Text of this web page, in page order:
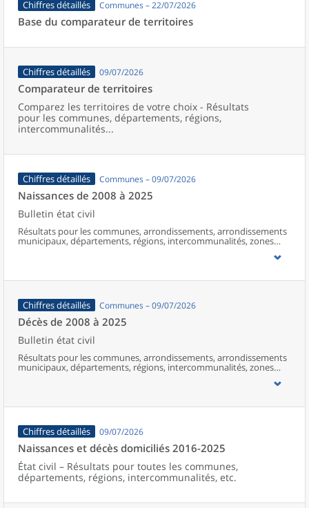
Chiffres détaillés Communes – 22/07/2026
Base du comparateur de territoires
Chiffres détaillés 09/07/2026
Comparateur de territoires
Comparez les territoires de votre choix - Résultats
pour les communes, départements, régions,
intercommunalités...
Chiffres détaillés Communes – 09/07/2026
Naissances de 2008 à 2025
Bulletin état civil
Résultats pour les communes, arrondissements, arrondissements
municipaux, départements, régions, intercommunalités, zones
d’emploi, bassins de vie, unités urbaines et aires d’attraction des
Chiffres détaillés Communes – 09/07/2026
Décès de 2008 à 2025
Bulletin état civil
Résultats pour les communes, arrondissements, arrondissements
municipaux, départements, régions, intercommunalités, zones
d’emploi, bassins de vie, unités urbaines et aires d’attraction des
Chiffres détaillés 09/07/2026
Naissances et décès domiciliés 2016-2025
État civil – Résultats pour toutes les communes,
départements, régions, intercommunalités, etc.